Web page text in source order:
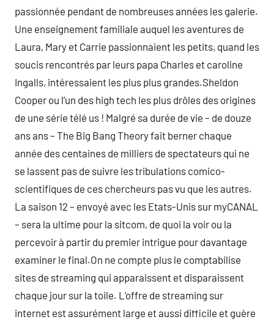
passionnée pendant de nombreuses années les galerie.
Une enseignement familiale auquel les aventures de
Laura, Mary et Carrie passionnaient les petits, quand les
soucis rencontrés par leurs papa Charles et caroline
Ingalls, intéressaient les plus plus grandes.Sheldon
Cooper ou l’un des high tech les plus drôles des origines
de une série télé us ! Malgré sa durée de vie – de douze
ans ans – The Big Bang Theory fait berner chaque
année des centaines de milliers de spectateurs qui ne
se lassent pas de suivre les tribulations comico-
scientifiques de ces chercheurs pas vu que les autres.
La saison 12 – envoyé avec les Etats-Unis sur myCANAL
– sera la ultime pour la sitcom, de quoi la voir ou la
percevoir à partir du premier intrigue pour davantage
examiner le final.On ne compte plus le comptabilise
sites de streaming qui apparaissent et disparaissent
chaque jour sur la toile. L’offre de streaming sur
internet est assurément large et aussi difficile et guère